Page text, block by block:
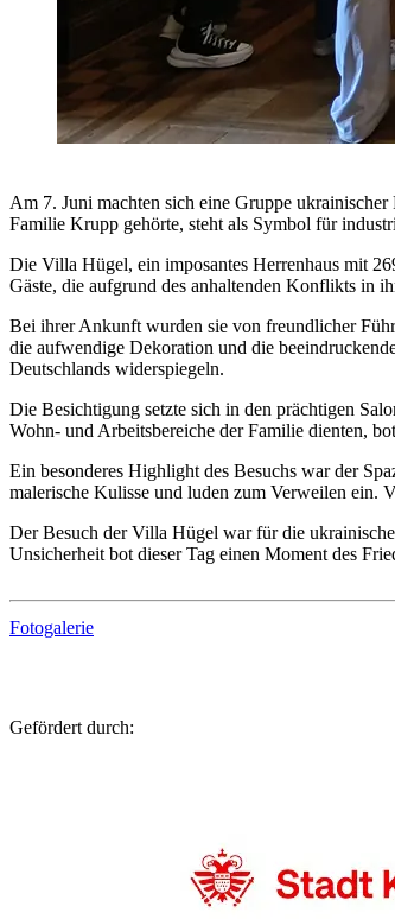
Am 7. Juni machten sich eine Gruppe
Familie Krupp gehörte, steht als Symbol für
Die Villa Hügel, ein imposantes Herrenhaus mit
Gäste, die aufgrund des anhaltenden Konflikts in
Bei ihrer Ankunft wurden sie von freundlicher
die aufwendige Dekoration und die
Deutschlands widerspiegeln.
Die Besichtigung setzte sich in den prächtigen
Wohn- und Arbeitsbereiche der Familie dienten,
Ein besonderes Highlight des Besuchs war der
malerische Kulisse und luden zum Verweilen ein.
Der Besuch der Villa Hügel war für die
Unsicherheit bot dieser Tag einen Moment des
Fotogalerie
Gefördert durch: